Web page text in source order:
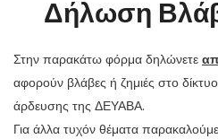
Δήλωση
Στην παρακάτω φόρμα δηλώνετε
αφορούν βλάβες ή ζημιές στο
άρδευσης της ΔΕΥΑΒΑ.
Για άλλα τυχόν θέματα